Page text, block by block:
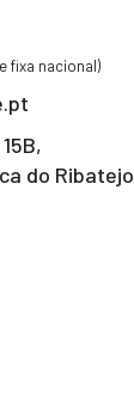
fixa nacional)
do Ribatejo